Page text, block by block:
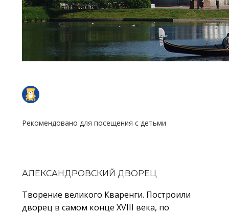
Рекомендовано для посещения с детьми
АЛЕКСАНДРОВСКИЙ ДВОРЕЦ
Творение великого Кваренги. Построили
дворец в самом конце XVIII века, по